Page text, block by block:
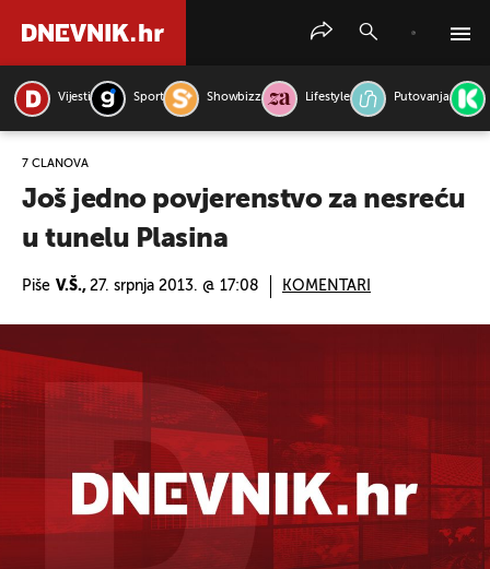
Vijesti Sport Showbizz Lifestyle Putovanja
7 ČLANOVA
Još jedno povjerenstvo za nesreću
u tunelu Plasina
Piše V.Š., 27. srpnja 2013. @ 17:08 KOMENTARI
PRETRAŽITE VIJESTI